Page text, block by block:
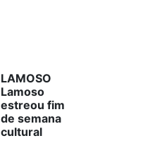
LAMOSO
Lamoso
estreou fim
de semana
cultural